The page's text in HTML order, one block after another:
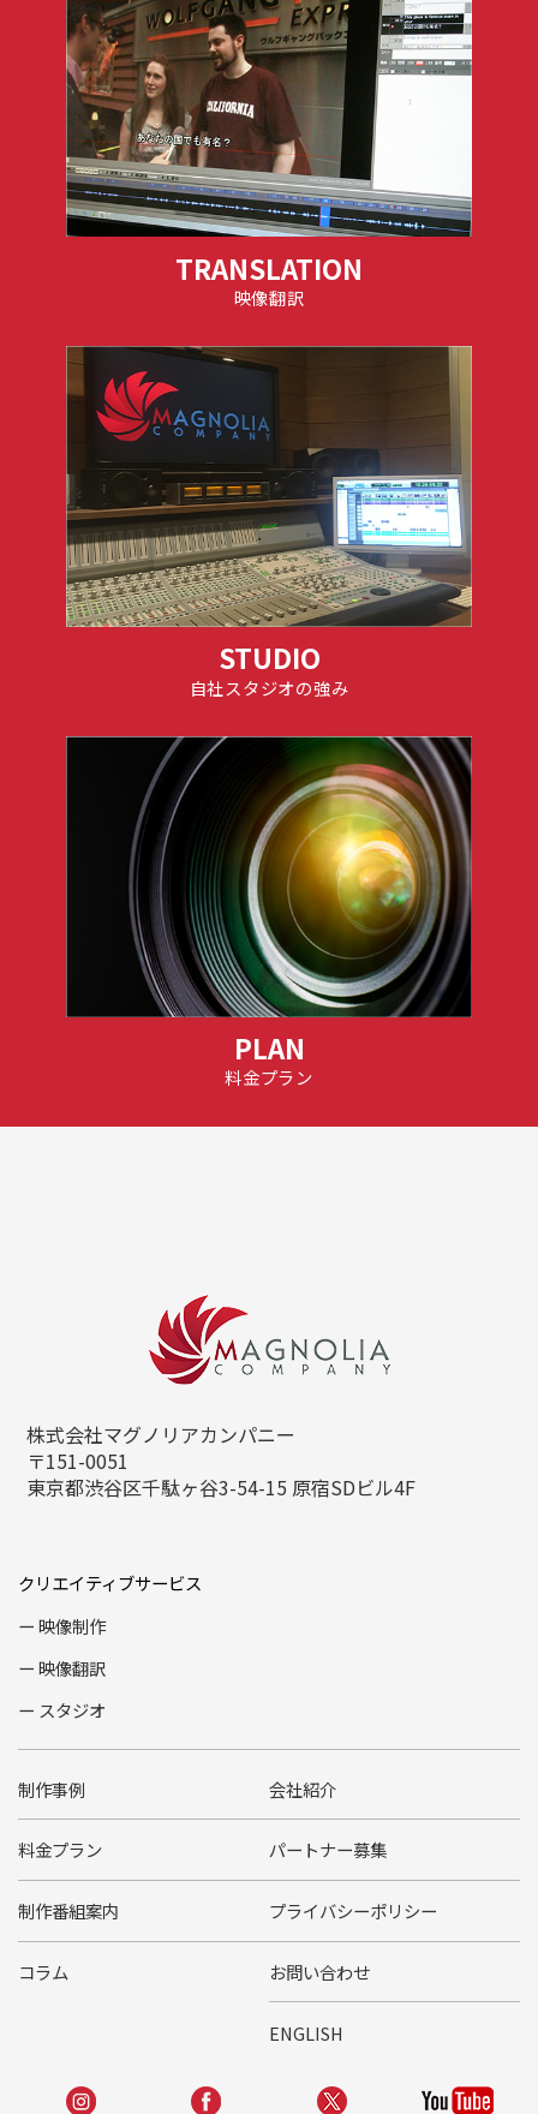
TRANSLATION
映像翻訳
STUDIO
自社スタジオの強み
PLAN
料金プラン
株式会社マグノリアカンパニー
〒151-0051
東京都渋谷区千駄ヶ谷3-54-15 原宿SDビル4F
クリエイティブサービス
映像制作
映像翻訳
スタジオ
制作事例
料金プラン
制作番組案内
コラム
会社紹介
パートナー募集
プライバシーポリシー
お問い合わせ
ENGLISH